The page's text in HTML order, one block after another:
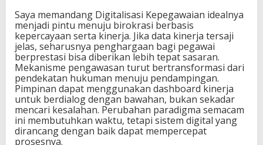
Saya memandang Digitalisasi Kepegawaian idealnya
menjadi pintu menuju birokrasi berbasis
kepercayaan serta kinerja. Jika data kinerja tersaji
jelas, seharusnya penghargaan bagi pegawai
berprestasi bisa diberikan lebih tepat sasaran.
Mekanisme pengawasan turut bertransformasi dari
pendekatan hukuman menuju pendampingan.
Pimpinan dapat menggunakan dashboard kinerja
untuk berdialog dengan bawahan, bukan sekadar
mencari kesalahan. Perubahan paradigma semacam
ini membutuhkan waktu, tetapi sistem digital yang
dirancang dengan baik dapat mempercepat
prosesnya.